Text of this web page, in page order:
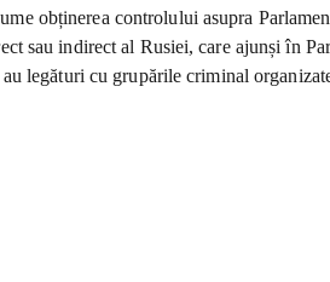
obținerea controlului asupra
sau indirect al Rusiei, care ajunși în
legături cu grupările criminal